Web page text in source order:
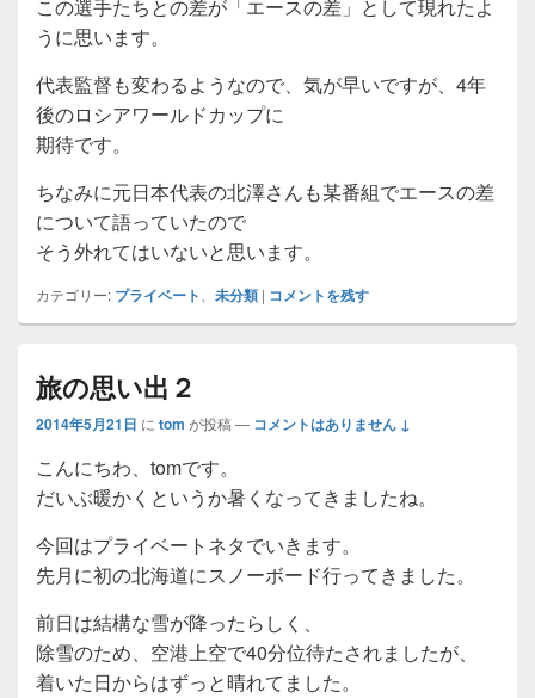
この選手たちとの差が「エースの差」として現れたよ
うに思います。
代表監督も変わるようなので、気が早いですが、4年
後のロシアワールドカップに
期待です。
ちなみに元日本代表の北澤さんも某番組でエースの差
について語っていたので
そう外れてはいないと思います。
カテゴリー: プライベート 未分類 | コメントを残す
旅の思い出２
2014年5月21日 に tom が投稿 — コメントはありません ↓
こんにちわ、tomです。
だいぶ暖かくというか暑くなってきましたね。
今回はプライベートネタでいきます。
先月に初の北海道にスノーボード行ってきました。
前日は結構な雪が降ったらしく、
除雪のため、空港上空で40分位待たされましたが、
着いた日からはずっと晴れてました。